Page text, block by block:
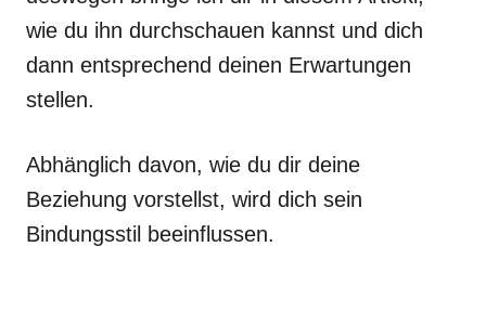
wie du ihn durchschauen kannst und dich
dann entsprechend deinen Erwartungen
stellen.
Abhänglich davon, wie du dir deine
Beziehung vorstellst, wird dich sein
Bindungsstil beeinflussen.